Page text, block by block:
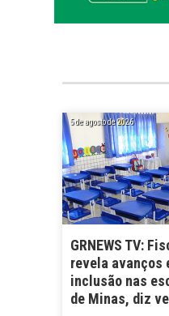
5 de agosto de 2026
GRNEWS TV:
revela avanços
inclusão nas
de Minas, diz